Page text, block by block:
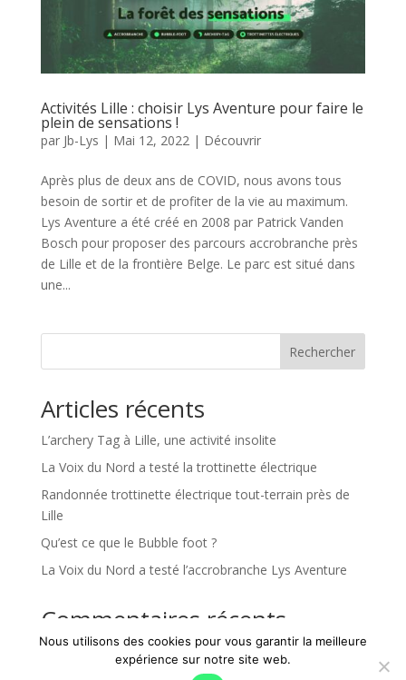
Activités Lille : choisir Lys Aventure pour faire le
plein de sensations !
par Jb-Lys | Mai 12, 2022| Découvrir
Après plus de deux ans de COVID, nous avons tous
besoin de sortir et de profiter de la vie au maximum.
Lys Aventure a été créé en 2008 par Patrick Vanden
Bosch pour proposer des parcours accrobranche près
de Lille et de la frontière Belge. Le parc est situé dans
une...
Rechercher
Articles récents
L’archery Tag à Lille, une activité insolite
La Voix du Nord a testé la trottinette électrique
Randonnée trottinette électrique tout-terrain près de
Lille
Qu’est ce que le Bubble foot ?
La Voix du Nord a testé l’accrobranche Lys Aventure
Commentaires récents
Aucun commentaire à afficher.
Nous utilisons des cookies pour vous garantir la meilleure
expérience sur notre site web.